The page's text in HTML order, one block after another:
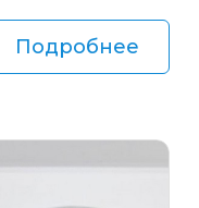
Подробнее